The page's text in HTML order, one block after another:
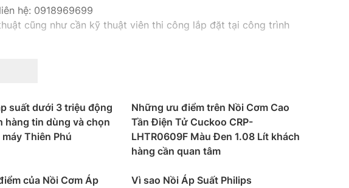
hệ: 0918969699
cũng như cần kỹ thuật viên thi công lắp đặt tại công trình
suất dưới 3 triệu động
hàng tin dùng và chọn
Thiên Phú
Những ưu điểm trên Nồi Cơm Cao
Tần Điện Tử Cuckoo CRP-
LHTR0609F Màu Đen 1.08 Lít khách
hàng cần quan tâm
của Nồi Cơm Áp
Vì sao Nồi Áp Suất Philips